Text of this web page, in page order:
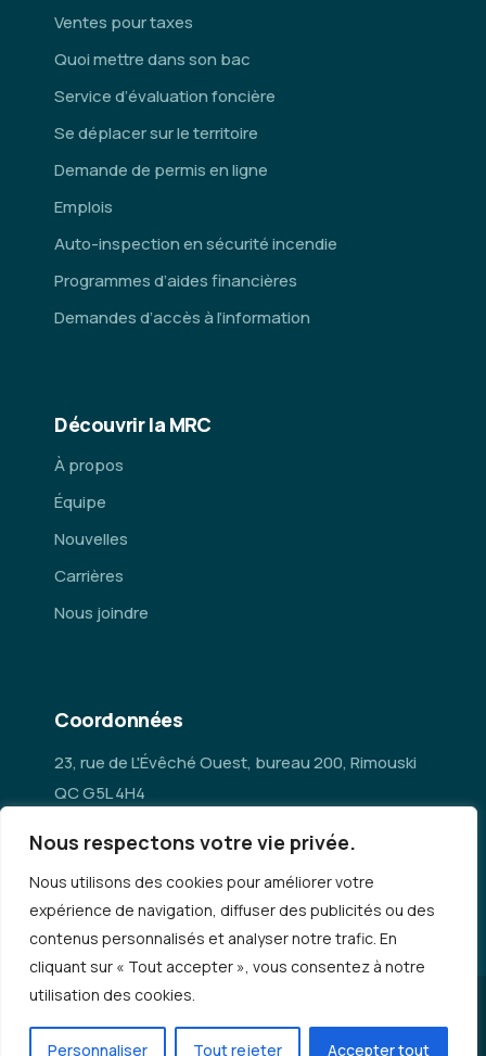
Nous respectons votre vie privée.
Nous utilisons des cookies pour améliorer votre
expérience de navigation, diffuser des publicités ou des
contenus personnalisés et analyser notre trafic. En
cliquant sur « Tout accepter », vous consentez à notre
utilisation des cookies.
Personnaliser Tout rejeter Accepter tout
Ventes pour taxes
Quoi mettre dans son bac
Service d’évaluation foncière
Se déplacer sur le territoire
Demande de permis en ligne
Emplois
Auto-inspection en sécurité incendie
Programmes d’aides financières
Demandes d’accès à l’information
Découvrir la MRC
À propos
Équipe
Nouvelles
Carrières
Nous joindre
Coordonnées
23, rue de L'Évêché Ouest, bureau 200, Rimouski
QC G5L 4H4
administration@mrc-rn.ca
418 724-5154
© Copyright 2026 - MRC Rimouski-Neigette |Politique de
confidentialité